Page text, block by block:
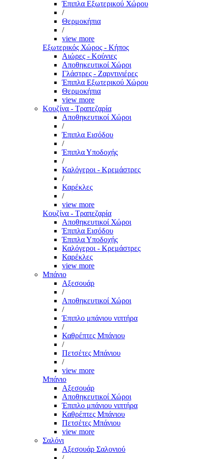
Έπιπλα Εξωτερικού Χώρου
/
Θερμοκήπια
/
view more
Εξωτερικός Χώρος - Κήπος
Αιώρες - Κούνιες
Αποθηκευτικοί Χώροι
Γλάστρες - Ζαρντινιέρες
Έπιπλα Εξωτερικού Χώρου
Θερμοκήπια
view more
Κουζίνα - Τραπεζαρία
Αποθηκευτικοί Χώροι
/
Έπιπλα Εισόδου
/
Έπιπλα Υποδοχής
/
Καλόγεροι - Κρεμάστρες
/
Καρέκλες
/
view more
Κουζίνα - Τραπεζαρία
Αποθηκευτικοί Χώροι
Έπιπλα Εισόδου
Έπιπλα Υποδοχής
Καλόγεροι - Κρεμάστρες
Καρέκλες
view more
Μπάνιο
Αξεσουάρ
/
Αποθηκευτικοί Χώροι
/
Έπιπλο μπάνιου νιπτήρα
/
Καθρέπτες Μπάνιου
/
Πετσέτες Μπάνιου
/
view more
Μπάνιο
Αξεσουάρ
Αποθηκευτικοί Χώροι
Έπιπλο μπάνιου νιπτήρα
Καθρέπτες Μπάνιου
Πετσέτες Μπάνιου
view more
Σαλόνι
Αξεσουάρ Σαλονιού